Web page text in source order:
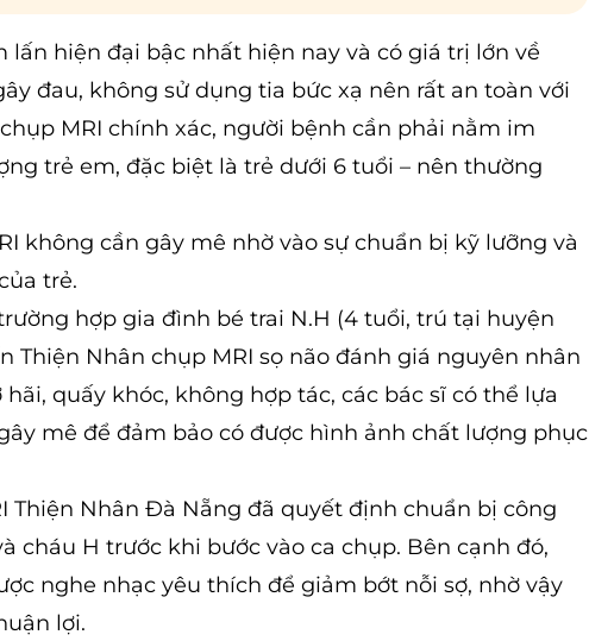
lấn hiện đại bậc nhất hiện nay và có giá trị lớn về
đau, không sử dụng tia bức xạ nên rất an toàn với
MRI chính xác, người bệnh cần phải nằm im
trẻ em, đặc biệt là trẻ dưới 6 tuổi – nên thường
không cần gây mê nhờ vào sự chuẩn bị kỹ lưỡng và
trẻ.
hợp gia đình bé trai N.H (4 tuổi, trú tại huyện
Nhân chụp MRI sọ não đánh giá nguyên nhân
quấy khóc, không hợp tác, các bác sĩ có thể lựa
mê để đảm bảo có được hình ảnh chất lượng phục
Thiện Nhân Đà Nẵng đã quyết định chuẩn bị công
H trước khi bước vào ca chụp. Bên cạnh đó,
nghe nhạc yêu thích để giảm bớt nỗi sợ, nhờ vậy
lợi.